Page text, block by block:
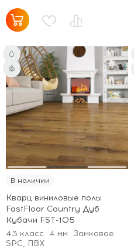
В наличии
Кварц виниловые полы
FastFloor Country Дуб
Кубачи FST-105
43 класс
4 мм
Замковое
SPC, ПВХ